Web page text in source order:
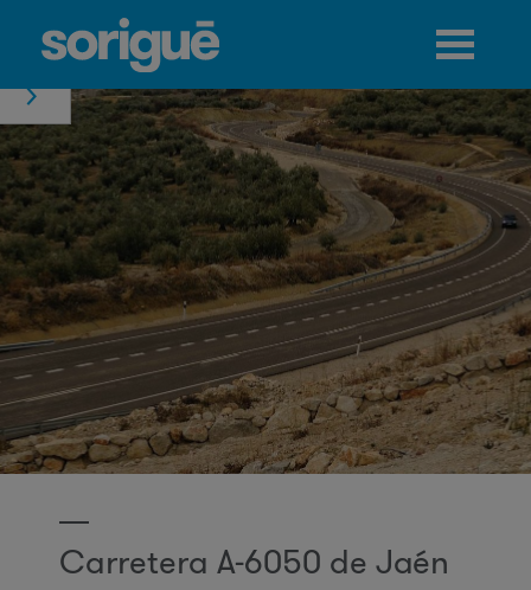
Jump to navigation
Carretera A-6050 de Jaén
Menú